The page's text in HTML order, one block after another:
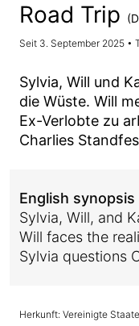
Road Trip
Seit 3. September 2025 •
Sylvia, Will und
die Wüste. Will
Ex-Verlobte zu
Charlies
English synopsis
Sylvia, Will, and
Will faces the
Sylvia questions
Herkunft: Vereinigte